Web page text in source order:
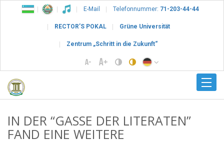
E-Mail Telefonnummer: 71-203-44-44
RECTOR’S POKAL Grüne Universität
Zentrum „Schritt in die Zukunft“
IN DER “GASSE DER LITERATEN”
FAND EINE WEITERE